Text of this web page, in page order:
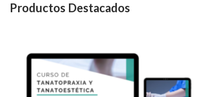
Productos Destacados